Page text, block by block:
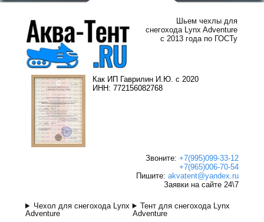
Шьем чехлы для
снегохода Lynx Adventure
с 2013 года по ГОСТу
Как ИП Гаврилин И.Ю. с 2020
ИНН: 772156082768
Звоните: +7(995)099-33-12
+7(965)006-70-54
Пишите: akvatent@yandex.ru
Заявки на сайте 24\7
Чехол для снегохода Lynx
Adventure
Тент для снегохода Lynx
Adventure